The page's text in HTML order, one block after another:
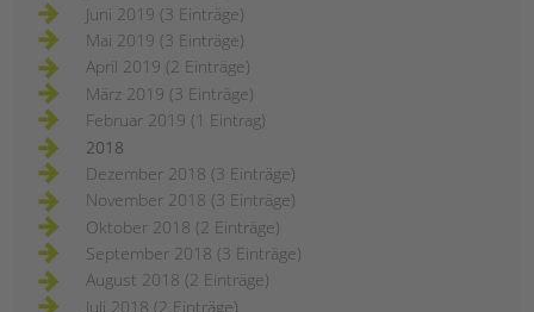
Juni 2019 (3 Einträge)
Mai 2019 (3 Einträge)
April 2019 (2 Einträge)
März 2019 (3 Einträge)
Februar 2019 (1 Eintrag)
2018
Dezember 2018 (3 Einträge)
November 2018 (3 Einträge)
Oktober 2018 (2 Einträge)
September 2018 (3 Einträge)
August 2018 (2 Einträge)
Juli 2018 (2 Einträge)